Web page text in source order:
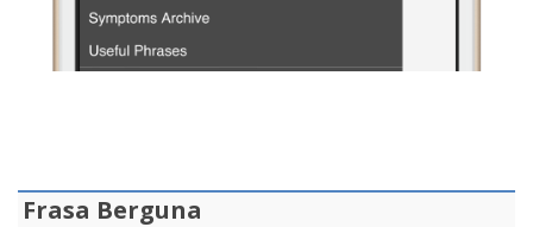
Frasa Berguna